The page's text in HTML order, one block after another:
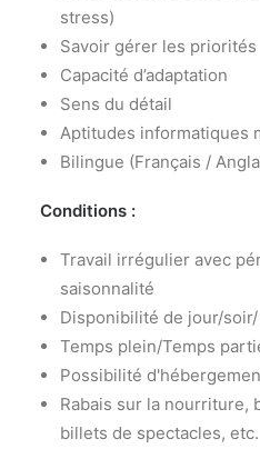
stress)
Savoir gérer les priorités
Capacité d’adaptation
Sens du détail
Aptitudes informatiques
Bilingue (Français /
Conditions :
Travail irrégulier avec
saisonnalité
Disponibilité de jour/
Temps plein/Temps
Possibilité
Rabais sur la nourriture,
billets de spectacles, etc.